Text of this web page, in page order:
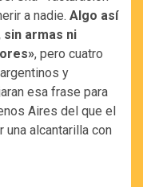
a nadie. Algo así
armas ni
, pero cuatro
y
esa frase para
Aires del que el
alcantarilla con